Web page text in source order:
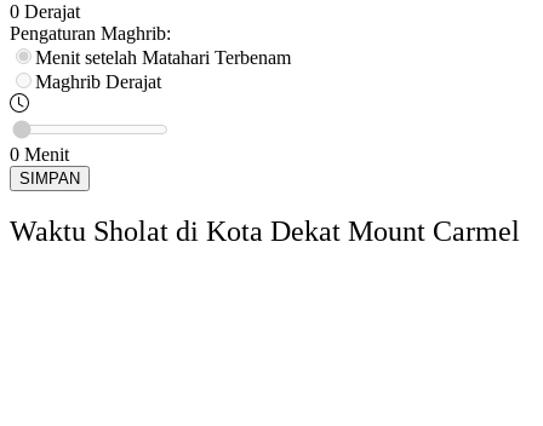
0 Derajat
Pengaturan Maghrib:
Menit setelah Matahari Terbenam
Maghrib Derajat
0 Menit
SIMPAN
Waktu Sholat di Kota Dekat Mount Carmel